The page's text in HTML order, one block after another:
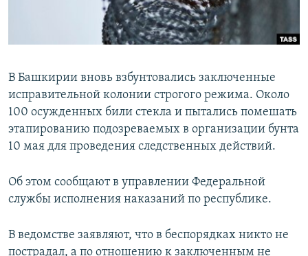
ПОБЕДИТЕЛЕЙ НЕ СУДЯТ?
КРЫМ.НЕПОКОРЕННЫЙ
УКРАИНСКАЯ ПРОБЛЕМА КРЫМА
Все сайты RFE/RL
В Башкирии вновь взбунтовались заключенные
исправительной колонии строгого режима. Около
100 осужденных били стекла и пытались помешать
этапированию подозреваемых в организации бунта
10 мая для проведения следственных действий.
Об этом сообщают в управлении Федеральной
службы исполнения наказаний по республике.
В ведомстве заявляют, что в беспорядках никто не
пострадал, а по отношению к заключенным не